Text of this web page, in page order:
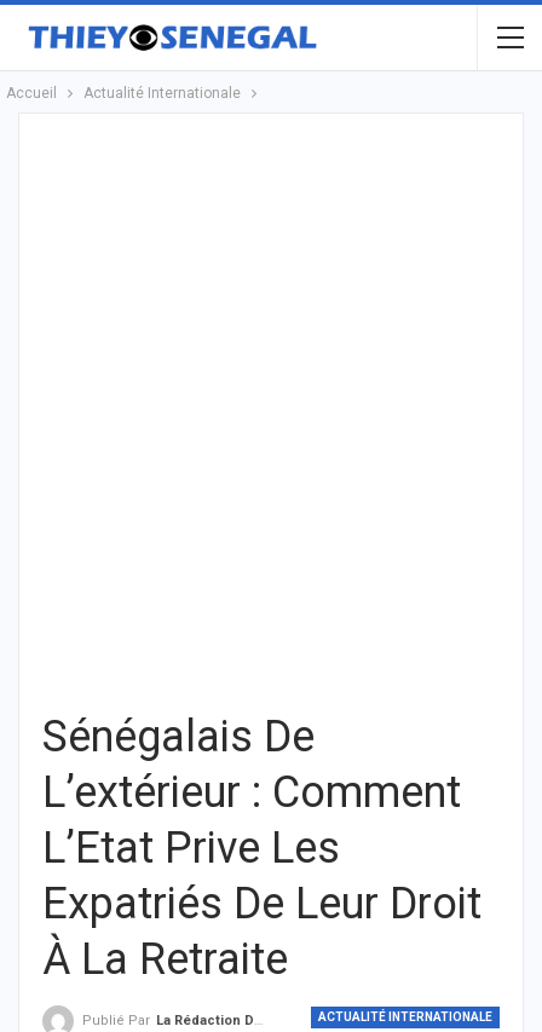
Accueil Actualité Internationale
Sénégalais De
L’extérieur : Comment
L’Etat Prive Les
Expatriés De Leur Droit
À La Retraite
ACTUALITÉ INTERNATIONALE
Publié Par La Rédaction De THIEYSENEGAL.com